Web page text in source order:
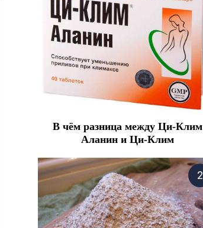
В чём разница между Ци-Клим
Аланин и Ци-Клим